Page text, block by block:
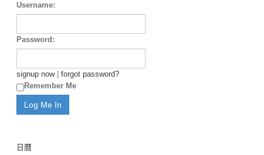
Username:
Password:
signup now| forgot password?
Remember Me
日曆